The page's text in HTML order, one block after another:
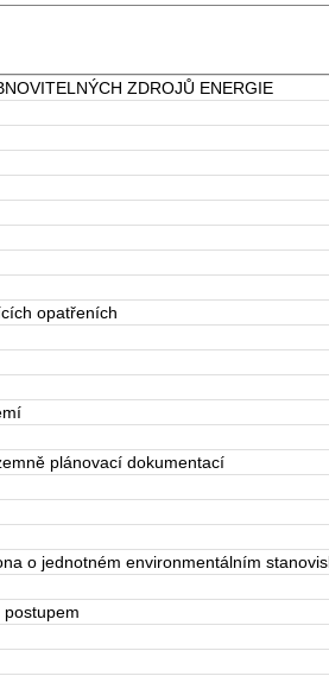
ZDROJŮ ENERGIE
opatřeních
plánovací dokumentací
o jednotném environmentálním